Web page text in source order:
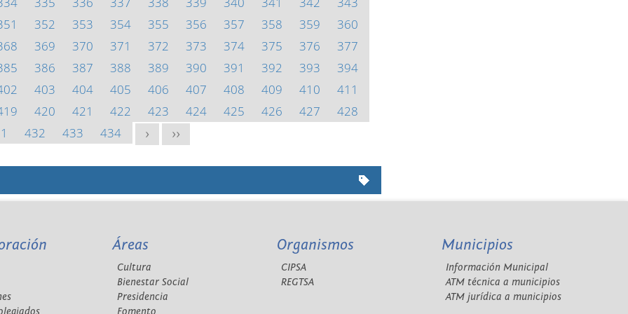
352 353 354 355 356 357 358 359
360
369 370 371 372 373 374 375 376
377
386 387 388 389 390 391 392 393
394
403 404 405 406 407 408 409 410
411
420 421 422 423 424 425 426 427
428
432 433 434 > >>
Áreas
Cultura
Bienestar Social
Presidencia
Organismos
CIPSA
REGTSA
Municipios
Información Municipal
ATM técnica a municipios
ATM jurídica a municipios